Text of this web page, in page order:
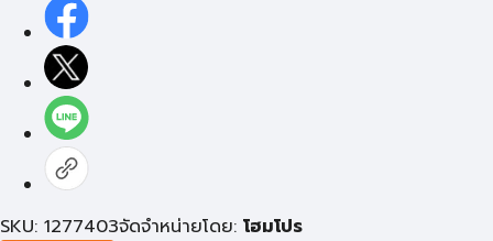
SKU: 1277403จัดจำหน่ายโดย: โฮมโปร